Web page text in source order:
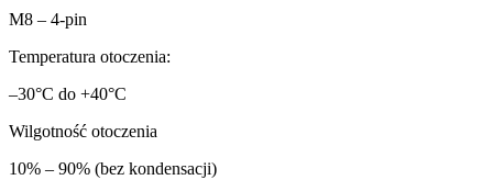
M8 – 4-pin
Temperatura otoczenia:
–30°C do +40°C
Wilgotność otoczenia
10% – 90% (bez kondensacji)